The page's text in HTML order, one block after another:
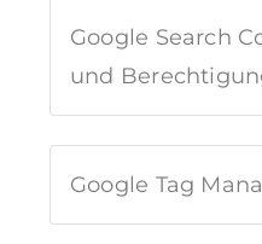
Google Search
und
Google Tag